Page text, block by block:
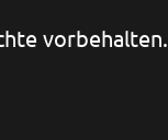
vorbehalten.